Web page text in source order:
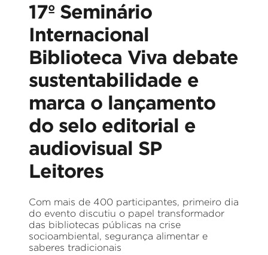
17º Seminário
Internacional
Biblioteca Viva debate
sustentabilidade e
marca o lançamento
do selo editorial e
audiovisual SP
Leitores
Com mais de 400 participantes, primeiro dia
do evento discutiu o papel transformador
das bibliotecas públicas na crise
socioambiental, segurança alimentar e
saberes tradicionais